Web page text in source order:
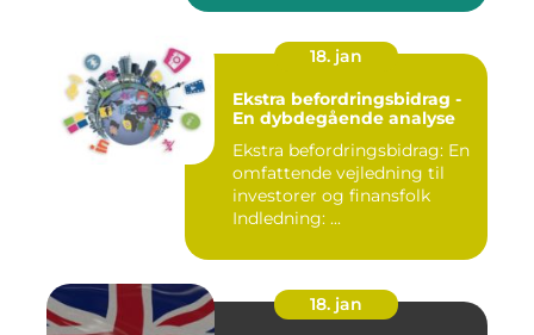
18. jan
Ekstra befordringsbidrag -
En dybdegående analyse
Ekstra befordringsbidrag: En
omfattende vejledning til
investorer og finansfolk
Indledning: ...
18. jan